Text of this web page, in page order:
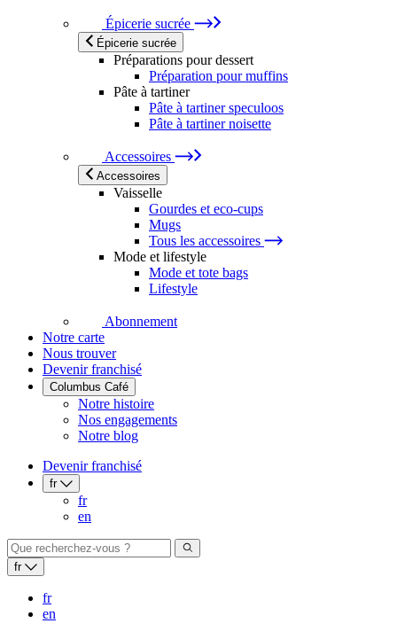
Épicerie sucrée
Épicerie sucrée
Préparations pour dessert
Préparation pour muffins
Pâte à tartiner
Pâte à tartiner speculoos
Pâte à tartiner noisette
Accessoires
Accessoires
Vaisselle
Gourdes et eco-cups
Mugs
Tous les accessoires
Mode et lifestyle
Mode et tote bags
Lifestyle
Abonnement
Notre carte
Nous trouver
Devenir franchisé
Columbus Café
Notre histoire
Nos engagements
Notre blog
Devenir franchisé
fr
fr
en
fr
fr
en